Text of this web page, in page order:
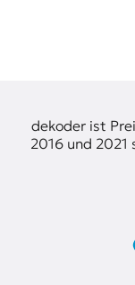
dekoder ist
2016 und 2021